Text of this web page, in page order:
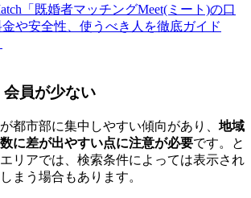
「既婚者マッチングMeet(ミート)の口
や安全性、使うべき人を徹底ガイド
員が少ない
都市部に集中しやすい傾向があり、 地域
に差が出やすい点に注意が必要です。と
リアでは、検索条件によっては表示され
まう場合もあります。